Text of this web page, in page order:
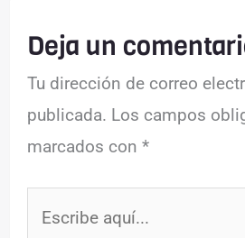
Deja un
Tu dirección de correo
publicada. Los campos
marcados con*